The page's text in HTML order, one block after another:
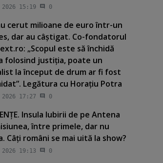
2026 15:19 0
cerut milioane de euro într-un
dar au câştigat. Co-fondatorul
„Scopul este să închidă
folosind justiţia, poate un
la început de drum ar fi fost
Legătura cu Horaţiu Potra
2026 17:27 0
Insula Iubirii de pe Antena
între primele, dar nu
Câţi români se mai uită la show?
2026 19:13 0